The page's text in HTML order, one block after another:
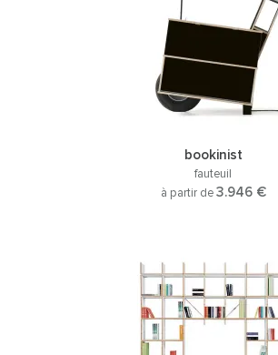
bookinist
fauteuil
à partir de 3.946 €